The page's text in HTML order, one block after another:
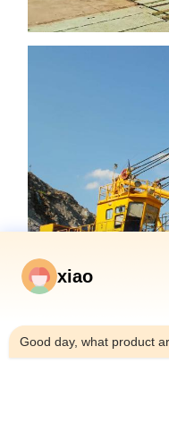
xiao
Good day, what product